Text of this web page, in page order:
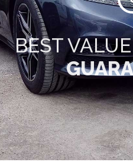
BEST